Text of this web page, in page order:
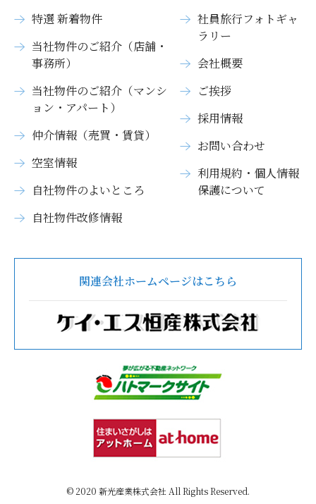
特選 新着物件
当社物件のご紹介（店舗・
事務所）
当社物件のご紹介（マンシ
ョン・アパート）
仲介情報（売買・賃貸）
空室情報
自社物件のよいところ
自社物件改修情報
社員旅行フォトギャ
ラリー
会社概要
ご挨拶
採用情報
お問い合わせ
利用規約・個人情報
保護について
関連会社ホームページはこちら
© 2020 新光産業株式会社 All Rights Reserved.